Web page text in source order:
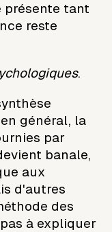
présente tant
reste
.
général, la
par
banale,
aux
d'autres
des
à expliquer